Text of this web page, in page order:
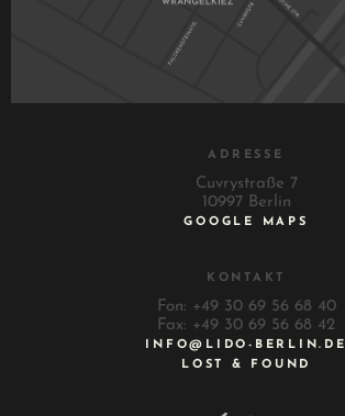
ADRESSE
Cuvrystraße 7
10997 Berlin
GOOGLE MAPS
KONTAKT
Fon: +49 30 69 56 68 40
Fax: +49 30 69 56 68 42
INFO@LIDO-BERLIN.DE
LOST & FOUND